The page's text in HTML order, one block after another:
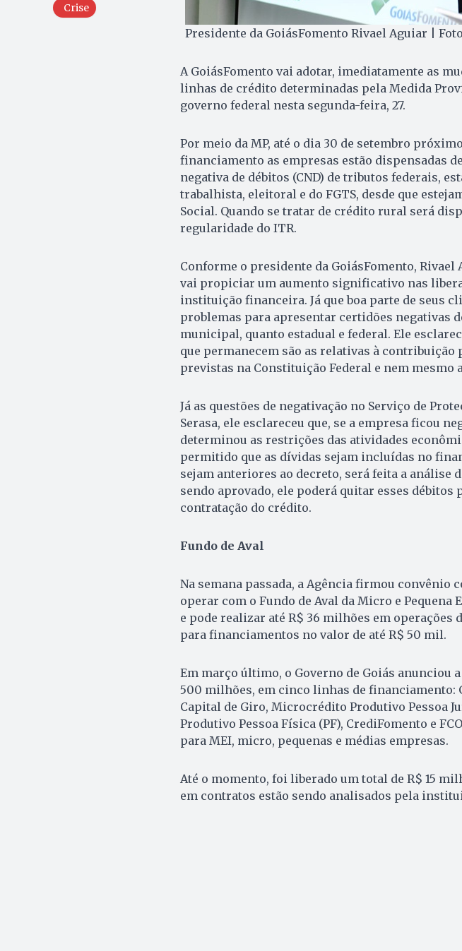
Crise
Presidente da GoiásFomento Rivael Aguiar |
A GoiásFomento vai adotar, imediatamente as
linhas de crédito determinadas pela Medida
governo federal nesta segunda-feira, 27.
Por meio da MP, até o dia 30 de setembro
financiamento as empresas estão dispensadas
negativa de débitos (CND) de tributos federais,
trabalhista, eleitoral e do FGTS, desde que
Social. Quando se tratar de crédito rural será
regularidade do ITR.
Conforme o presidente da GoiásFomento, Rivael
vai propiciar um aumento significativo nas
instituição financeira. Já que boa parte de seus
problemas para apresentar certidões negativas
municipal, quanto estadual e federal. Ele
que permanecem são as relativas à contribuição
previstas na Constituição Federal e nem mesmo
Já as questões de negativação no Serviço de
Serasa, ele esclareceu que, se a empresa ficou
determinou as restrições das atividades
permitido que as dívidas sejam incluídas no
sejam anteriores ao decreto, será feita a análise
sendo aprovado, ele poderá quitar esses débitos
contratação do crédito.
Fundo de Aval
Na semana passada, a Agência firmou convênio
operar com o Fundo de Aval da Micro e Pequena
e pode realizar até R$ 36 milhões em
para financiamentos no valor de até R$ 50 mil.
Em março último, o Governo de Goiás anunciou
500 milhões, em cinco linhas de financiamento:
Capital de Giro, Microcrédito Produtivo Pessoa
Produtivo Pessoa Física (PF), CrediFomento e
para MEI, micro, pequenas e médias empresas.
Até o momento, foi liberado um total de R$ 15
em contratos estão sendo analisados pela